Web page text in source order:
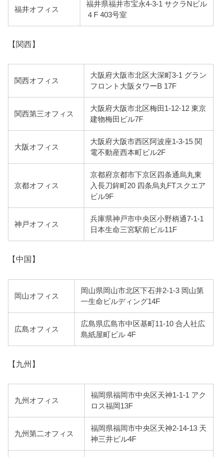
福井オフィス
福井県福井市宝永4-3-1 サクラNビル
４F 403号室
【関西】
関西オフィス
大阪府大阪市北区大深町3-1 グラン
フロント大阪タワーB 17F
関西第三オフィス
大阪府大阪市北区梅田1-12-12 東京
建物梅田ビル7F
大阪オフィス
大阪府大阪市西区阿波座1-3-15 関
電不動産西本町ビル2F
京都オフィス
京都府京都市下京区四条通烏丸東
入長刀鉾町20 四条烏丸FTスクエア
ビル9F
神戸オフィス
兵庫県神戸市中央区小野柄通7-1-1
日本生命三宮駅前ビル11F
【中国】
岡山オフィス
岡山県岡山市北区下石井2-1-3 岡山第
一生命ビルディング14F
広島オフィス
広島県広島市中区基町11-10 合人社広
島紙屋町ビル 4F
【九州】
九州オフィス
福岡県福岡市中央区天神1-1-1 アク
ロス福岡13F
九州第二オフィス
福岡県福岡市中央区天神2-14-13 天
神三井ビル4F